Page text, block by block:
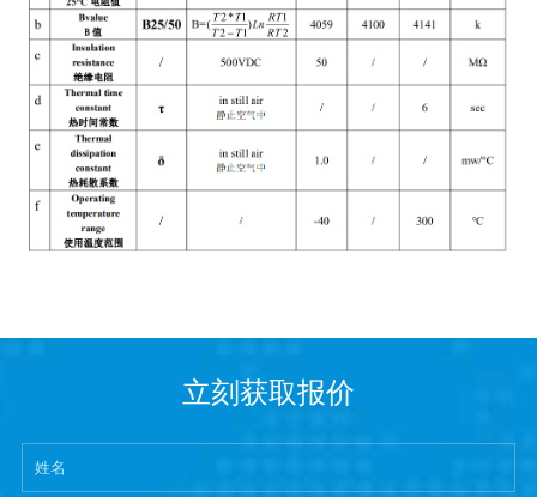
立刻获取报价